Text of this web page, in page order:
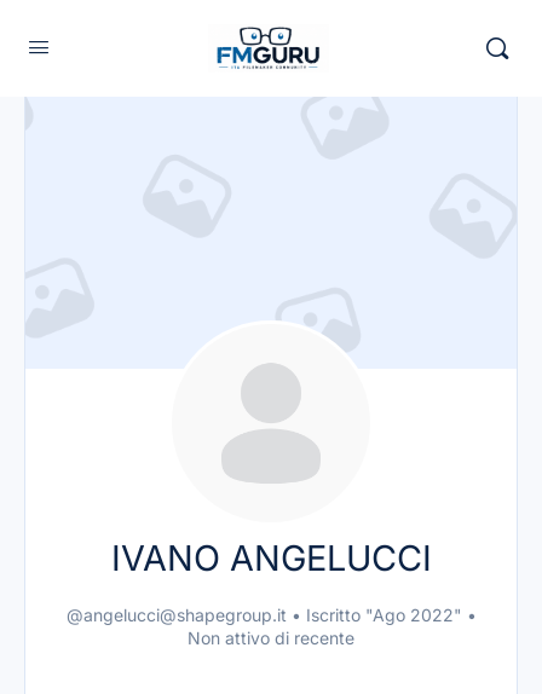
IVANO ANGELUCCI
@angelucci@shapegroup.it • Iscritto "Ago 2022" •
Non attivo di recente